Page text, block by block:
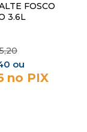
FOSCO
3.6L